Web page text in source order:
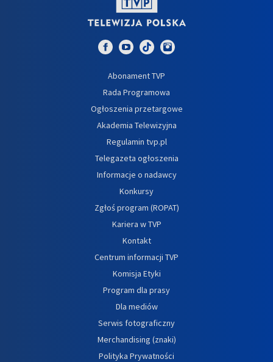
Abonament TVP
Rada Programowa
Ogłoszenia przetargowe
Akademia Telewizyjna
Regulamin tvp.pl
Telegazeta ogłoszenia
Informacje o nadawcy
Konkursy
Zgłoś program (ROPAT)
Kariera w TVP
Kontakt
Centrum informacji TVP
Komisja Etyki
Program dla prasy
Dla mediów
Serwis fotograficzny
Merchandising (znaki)
Polityka Prywatności